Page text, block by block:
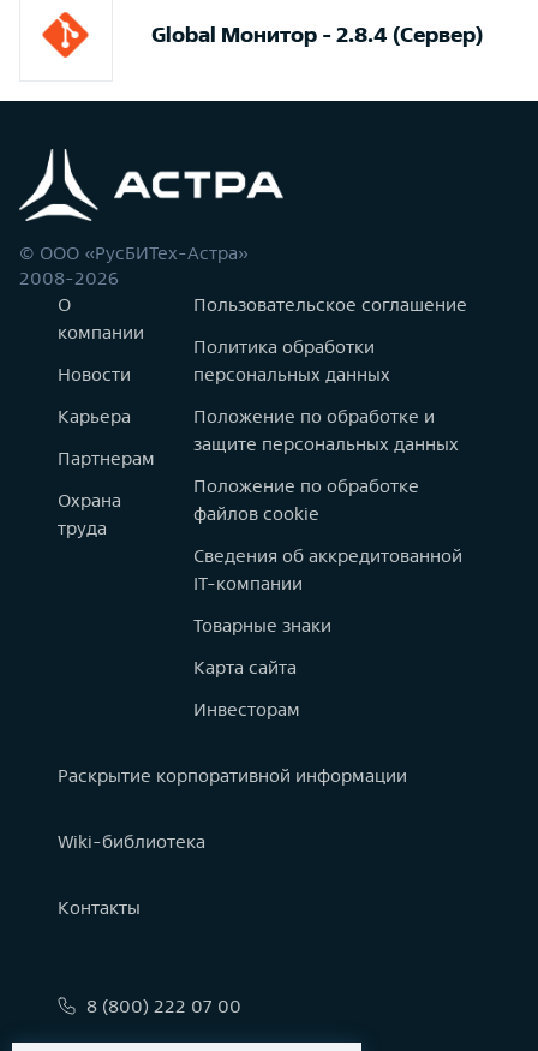
Global Монитор - 2.8.4 (Сервер)
© ООО «РусБИТех-Астра»
2008-2026
О
компании
Новости
Карьера
Партнерам
Охрана
труда
Пользовательское соглашение
Политика обработки
персональных данных
Положение по обработке и
защите персональных данных
Положение по обработке
файлов cookie
Сведения об аккредитованной
IT-компании
Товарные знаки
Карта сайта
Инвесторам
Раскрытие корпоративной информации
Wiki-библиотека
Контакты
8 (800) 222 07 00